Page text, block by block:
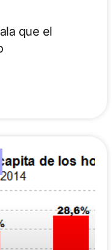
que el